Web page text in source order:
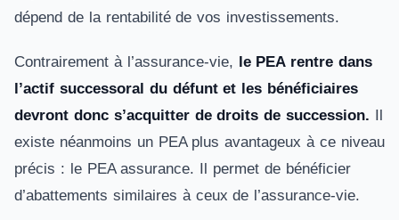
dépend de la rentabilité de vos investissements.
Contrairement à l’assurance-vie, le PEA rentre dans
l’actif successoral du défunt et les bénéficiaires
devront donc s’acquitter de droits de succession. Il
existe néanmoins un PEA plus avantageux à ce niveau
précis : le PEA assurance. Il permet de bénéficier
d’abattements similaires à ceux de l’assurance-vie.